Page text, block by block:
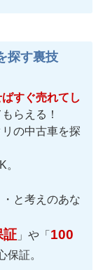
探す裏技
すぐ売れてし
もらえる！
の中古車を探
と考えのあな
証 」や「 100
保証。